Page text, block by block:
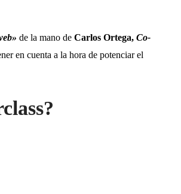
de la mano de Carlos Ortega, Co-
en cuenta a la hora de potenciar el